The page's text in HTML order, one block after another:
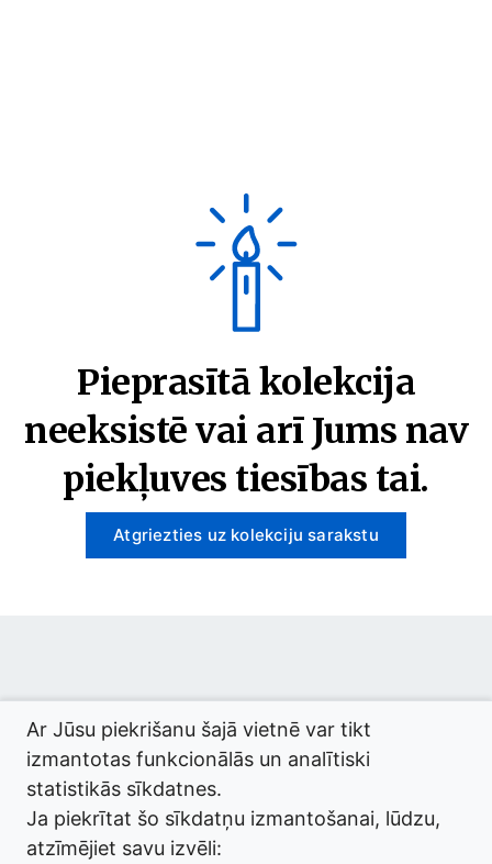
Pieprasītā kolekcija
neeksistē vai arī Jums nav
piekļuves tiesības tai.
Atgriezties uz kolekciju sarakstu
© 2026 termini.gov.lv. Izstrādātājs:Tilde.
Ar Jūsu piekrišanu šajā vietnē var tikt
izmantotas funkcionālās un analītiski
statistikās sīkdatnes.
Ja piekrītat šo sīkdatņu izmantošanai, lūdzu,
atzīmējiet savu izvēli: